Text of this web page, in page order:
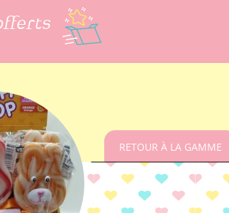
RETOUR À LA GAMME